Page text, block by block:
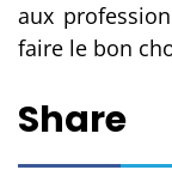
aux
faire le bon
Share